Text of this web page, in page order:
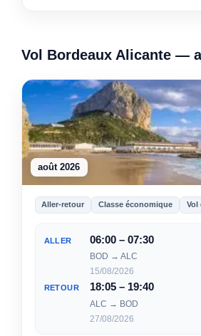
Vol Bordeaux Alicante —
août 2026
Aller-retour Classe économique Vol
ALLER 06:00 – 07:30
BOD → ALC
15/08/2026
RETOUR 18:05 – 19:40
ALC → BOD
27/08/2026